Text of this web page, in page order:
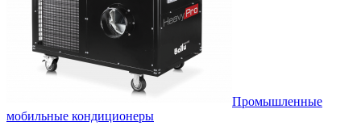
Промышленные
мобильные кондиционеры